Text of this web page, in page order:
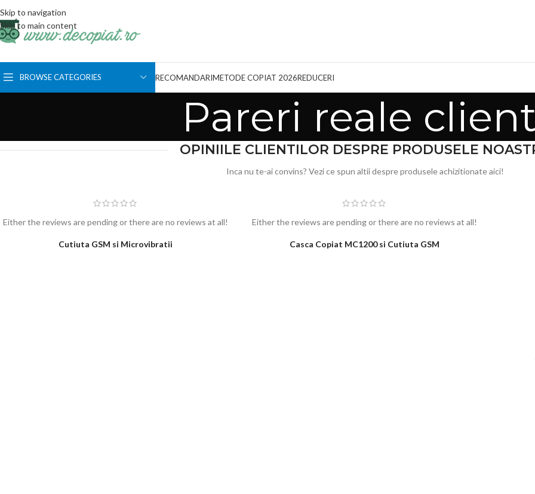
Skip to navigation
Skip to main content
BROWSE CATEGORIES RECOMANDARIMETODE COPIAT 2026REDUCERI
Pareri reale
OPINIILE CLIENTILOR DESPRE PRODUSELE
Inca nu te-ai convins? Vezi ce spun altii despre produsele achizitionate aici!
Either the reviews are pending or there are no reviews at all!
Cutiuta GSM si Microvibratii
Either the reviews are pending or there are no reviews at all!
Casca Copiat MC1200 si Cutiuta GSM